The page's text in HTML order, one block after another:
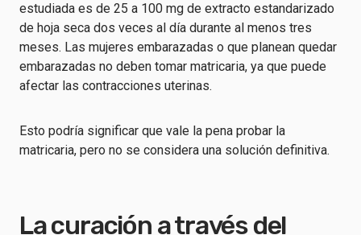
estudiada es de 25 a 100 mg de extracto estandarizado
de hoja seca dos veces al día durante al menos tres
meses. Las mujeres embarazadas o que planean quedar
embarazadas no deben tomar matricaria, ya que puede
afectar las contracciones uterinas.
Esto podría significar que vale la pena probar la
matricaria, pero no se considera una solución definitiva.
La curación a través del